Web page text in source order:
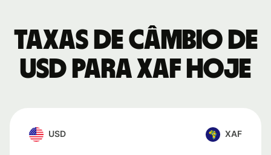
Taxas de câmbio de
USD para XAF hoje
USD XAF